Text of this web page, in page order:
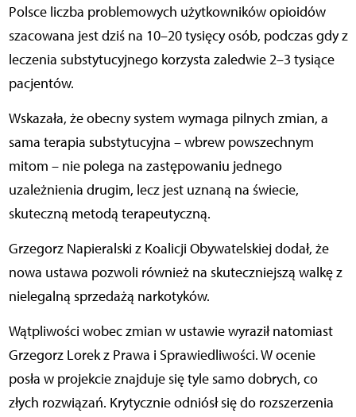
Polsce liczba problemowych użytkowników opioidów
szacowana jest dziś na 10–20 tysięcy osób, podczas gdy z
leczenia substytucyjnego korzysta zaledwie 2–3 tysiące
pacjentów.
Wskazała, że obecny system wymaga pilnych zmian, a
sama terapia substytucyjna – wbrew powszechnym
mitom – nie polega na zastępowaniu jednego
uzależnienia drugim, lecz jest uznaną na świecie,
skuteczną metodą terapeutyczną.
Grzegorz Napieralski z Koalicji Obywatelskiej dodał, że
nowa ustawa pozwoli również na skuteczniejszą walkę z
nielegalną sprzedażą narkotyków.
Wątpliwości wobec zmian w ustawie wyraził natomiast
Grzegorz Lorek z Prawa i Sprawiedliwości. W ocenie
posła w projekcie znajduje się tyle samo dobrych, co
złych rozwiązań. Krytycznie odniósł się do rozszerzenia